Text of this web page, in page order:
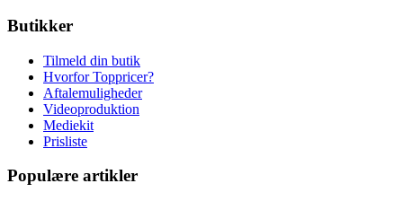
Butikker
Tilmeld din butik
Hvorfor Toppricer?
Aftalemuligheder
Videoproduktion
Mediekit
Prisliste
Populære artikler